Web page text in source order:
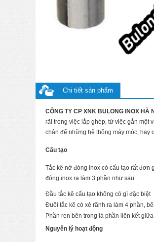
Chi tiết sản phẩm
CÔNG TY CP XNK BULONG INOX HÀ
rãi trong việc lắp ghép, từ việc gắn một
chân đế những hệ thống máy móc, hay
Cấu tạo
Tắc kê nở đóng inox có cấu tạo rất đơn
đóng inox ra làm 3 phần như sau:
Đầu tắc kê cấu tạo không có gì đặc biệt
Đuôi tắc kê có xẻ rãnh ra làm 4 phần,
Phần ren bên trong là phần liên kết
Nguyên lý hoạt động